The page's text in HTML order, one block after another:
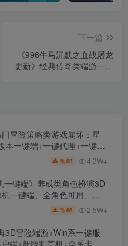
下一篇
《996牛马沉默之血战屠龙
更新》经典传奇类端游一键
门冒险策略类游戏崩坏：星
本一键端+一键代理+一键启
88 4.3W+
一键端》养成类角色扮演3D
一键端、全角色可用、无
级安装教程
66 2.5W+
3D冒险端游+Win系一键服